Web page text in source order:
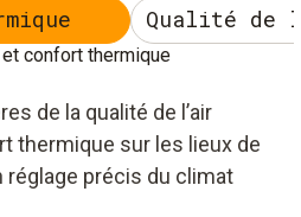
Qualité de
et confort thermique
de la qualité de l’air
thermique sur les lieux de
précis du climat